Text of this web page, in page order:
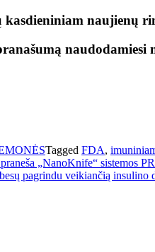
kasdieniniam naujienų
Tagged FDA,
„NanoKnife“ sistemos
pagrindu veikiančią insulino